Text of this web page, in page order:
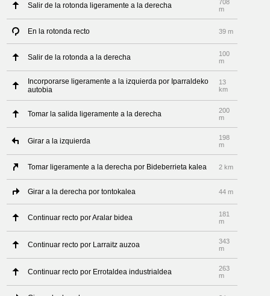
Salir de la rotonda ligeramente a la derecha
708
m
En la rotonda recto 39 m
Salir de la rotonda a la derecha
100
m
Incorporarse ligeramente a la izquierda por Iparraldeko
autobia
13
km
Tomar la salida ligeramente a la derecha
200
m
Girar a la izquierda
198
m
Tomar ligeramente a la derecha por Bideberrieta kalea 2 km
Girar a la derecha por tontokalea 44 m
Continuar recto por Aralar bidea
181
m
Continuar recto por Larraitz auzoa
343
m
Continuar recto por Errotaldea industrialdea
263
m